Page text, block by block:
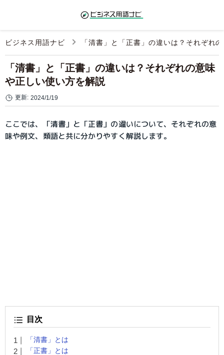
ビジネス用語ナビ 「清書」と「正書」の違いは？それぞれ
「清書」と「正書」の違いは？それぞれの意味
や正しい使い方を解説
更新: 2024/1/19
ここでは、「清書」と「正書」の違いについて、それぞれの意
味や例文、類語と共に分かりやすく解説します。
目次
「清書」とは
「正書」とは